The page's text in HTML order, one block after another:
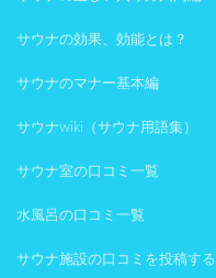
サウナの効果、効能とは？
サウナのマナー基本編
サウナwiki（サウナ用語集）
サウナ室の口コミ一覧
水風呂の口コミ一覧
サウナ施設の口コミを投稿する